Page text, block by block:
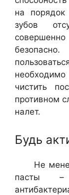
на
зубов
совершенно
необходимо
чистить
противном
налет.
Будь
Не менее
пасты